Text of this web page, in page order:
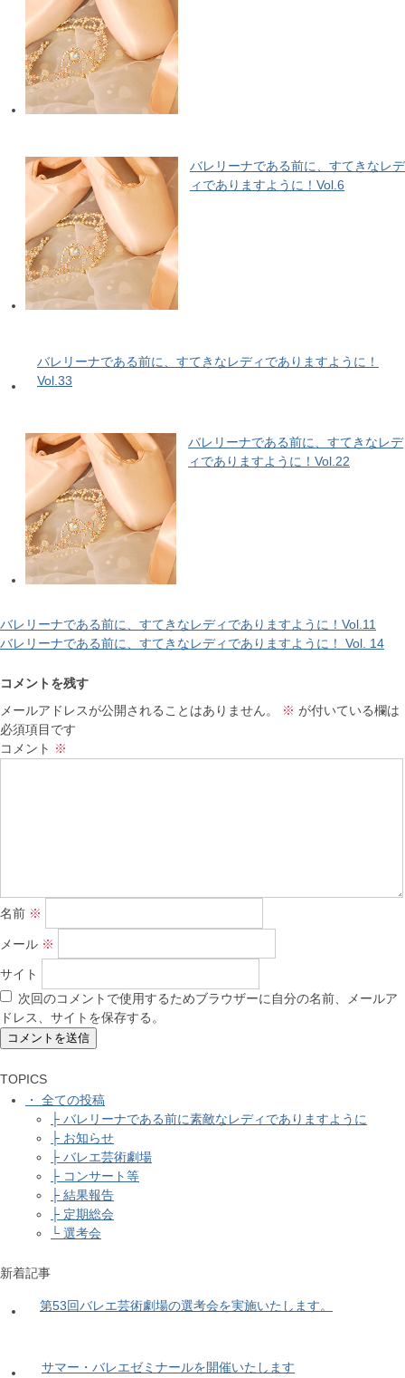
バレリーナである前に、すてきなレデ
ィでありますように！Vol.6
バレリーナである前に、すてきなレディでありますように！
Vol.33
バレリーナである前に、すてきなレデ
ィでありますように！Vol.22
バレリーナである前に、すてきなレディでありますように！Vol.11
バレリーナである前に、すてきなレディでありますように！ Vol. 14
コメントを残す
メールアドレスが公開されることはありません。
※ が付いている欄は
必須項目です
コメント ※
名前 ※
メール ※
サイト
次回のコメントで使用するためブラウザーに自分の名前、メールア
ドレス、サイトを保存する。
TOPICS
・ 全ての投稿
├ バレリーナである前に素敵なレディでありますように
├ お知らせ
├ バレエ芸術劇場
├ コンサート等
├ 結果報告
├ 定期総会
└ 選考会
新着記事
第53回バレエ芸術劇場の選考会を実施いたします。
サマー・バレエゼミナールを開催いたします